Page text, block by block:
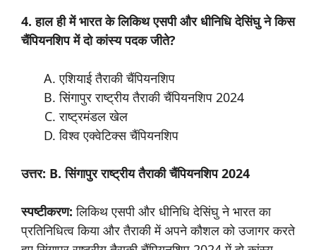
4. हाल ही में भारत के लिकिथ एसपी और धीनिधि देसिंघु ने किस
चैंपियनशिप में दो कांस्य पदक जीते?
एशियाई तैराकी चैंपियनशिप
सिंगापुर राष्ट्रीय तैराकी चैंपियनशिप 2024
राष्ट्रमंडल खेल
विश्व एक्वेटिक्स चैंपियनशिप
उत्तर: B. सिंगापुर राष्ट्रीय तैराकी चैंपियनशिप 2024
स्पष्टीकरण: लिकिथ एसपी और धीनिधि देसिंघु ने भारत का
प्रतिनिधित्व किया और तैराकी में अपने कौशल को उजागर करते